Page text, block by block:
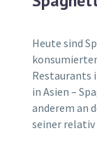
Heute sind
Restaurants
in Asien –
anderem an
seiner